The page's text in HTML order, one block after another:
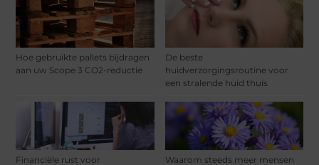
Hoe gebruikte pallets bijdragen
aan uw Scope 3 CO2-reductie
De beste
huidverzorgingsroutine voor
een stralende huid thuis
Financiële rust voor
Waarom steeds meer mensen